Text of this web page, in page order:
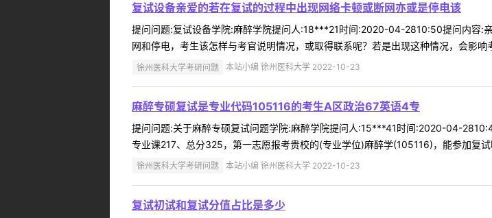
复试设备亲爱的若在复试的过程中出现网络卡顿或断网亦或是停电该
提问问题:复试设备学院:麻醉学院提问人:18***21时间:2020-04-2810:50提问内容:
网和停电，考生该怎样与考官说明情况，或取得联系呢？若是出现这种情况，会影
徐州医科大学考研问题 本站小编 徐州医科大学 2022-10-23
麻醉专硕复试是专业代码105116的考生A区政治67英语4专
提问问题:关于麻醉专硕复试问题学院:麻醉学院提问人:15***41时间:2020-04-
专业课217、总分325，第一志愿报考贵校的(专业学位)麻醉学(105116)，能参加复
徐州医科大学考研问题 本站小编 徐州医科大学 2022-10-23
复试初试和复试分值占比是多少